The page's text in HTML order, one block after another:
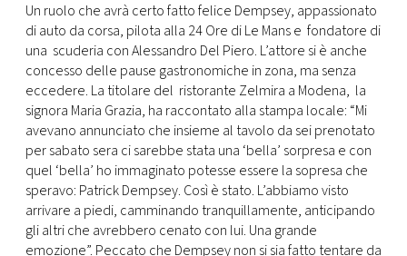
Un ruolo che avrà certo fatto felice Dempsey, appassionato
di auto da corsa, pilota alla 24 Ore di Le Mans e fondatore di
una scuderia con Alessandro Del Piero. L’attore si è anche
concesso delle pause gastronomiche in zona, ma senza
eccedere. La titolare del ristorante Zelmira a Modena, la
signora Maria Grazia, ha raccontato alla stampa locale: “Mi
avevano annunciato che insieme al tavolo da sei prenotato
per sabato sera ci sarebbe stata una ‘bella’ sorpresa e con
quel ‘bella’ ho immaginato potesse essere la sopresa che
speravo: Patrick Dempsey. Così è stato. L’abbiamo visto
arrivare a piedi, camminando tranquillamente, anticipando
gli altri che avrebbero cenato con lui. Una grande
emozione”. Peccato che Dempsey non si sia fatto tentare da